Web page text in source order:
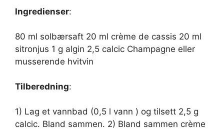
Ingredienser:
80 ml solbærsaft 20 ml crème de cassis 20 ml
sitronjus 1 g algin 2,5 calcic Champagne eller
musserende hvitvin
Tilberedning:
1) Lag et vannbad (0,5 l vann ) og tilsett 2,5 g
calcic. Bland sammen. 2) Bland sammen crème